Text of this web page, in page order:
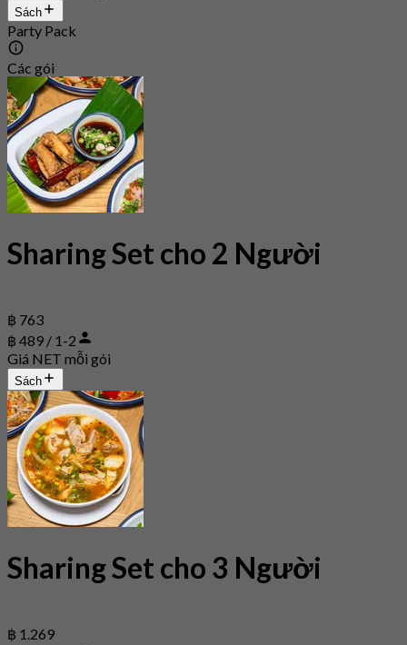
Sách
Party Pack
Các gói
Sharing Set cho 2 Người
฿ 763
฿ 489 / 1-2
Giá NET mỗi gói
Sách
Sharing Set cho 3 Người
฿ 1.269